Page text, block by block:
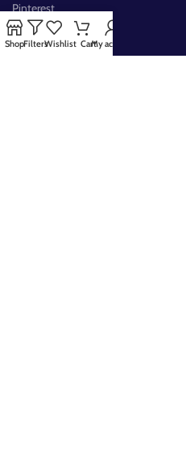
Pinterest
FB Group
ShopFiltersWishlist CartMy account